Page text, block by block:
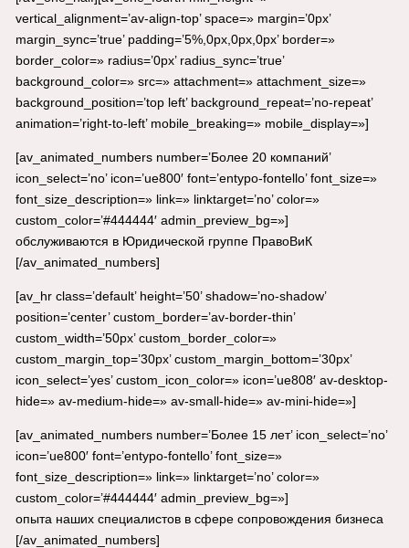
vertical_alignment=’av-align-top’ space=» margin=’0px’
margin_sync=’true’ padding=’5%,0px,0px,0px’ border=»
border_color=» radius=’0px’ radius_sync=’true’
background_color=» src=» attachment=» attachment_size=»
background_position=’top left’ background_repeat=’no-repeat’
animation=’right-to-left’ mobile_breaking=» mobile_display=»]
[av_animated_numbers number=’Более 20 компаний’
icon_select=’no’ icon=’ue800′ font=’entypo-fontello’ font_size=»
font_size_description=» link=» linktarget=’no’ color=»
custom_color=’#444444′ admin_preview_bg=»]
обслуживаются в Юридической группе ПравоВиК
[/av_animated_numbers]
[av_hr class=’default’ height=’50’ shadow=’no-shadow’
position=’center’ custom_border=’av-border-thin’
custom_width=’50px’ custom_border_color=»
custom_margin_top=’30px’ custom_margin_bottom=’30px’
icon_select=’yes’ custom_icon_color=» icon=’ue808′ av-desktop-
hide=» av-medium-hide=» av-small-hide=» av-mini-hide=»]
[av_animated_numbers number=’Более 15 лет’ icon_select=’no’
icon=’ue800′ font=’entypo-fontello’ font_size=»
font_size_description=» link=» linktarget=’no’ color=»
custom_color=’#444444′ admin_preview_bg=»]
опыта наших специалистов в сфере сопровождения бизнеса
[/av_animated_numbers]